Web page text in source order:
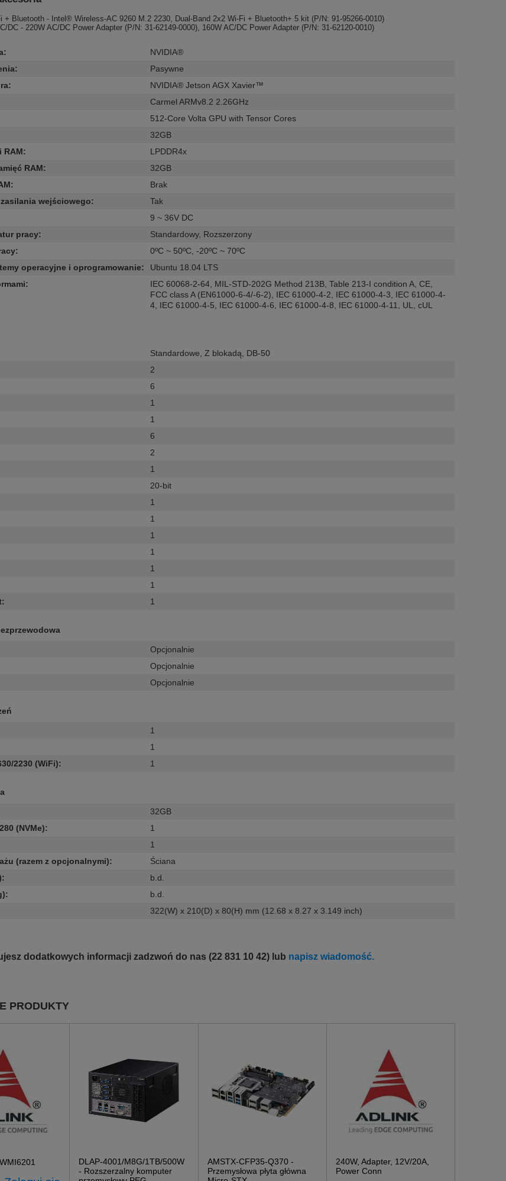
+ Bluetooth - Intel® Wireless-AC 9260 M.2 2230, Dual-Band 2x2 Wi-Fi + Bluetooth+ 5 kit (P/N: 91-95266-0010)
DC - 220W AC/DC Power Adapter (P/N: 31-62149-0000), 160W AC/DC Power Adapter (P/N: 31-62120-0010)
:
NVIDIA®
:
Pasywne
:
NVIDIA® Jetson AGX Xavier™
Carmel ARMv8.2 2.26GHz
512-Core Volta GPU with Tensor Cores
32GB
RAM:
LPDDR4x
RAM:
32GB
:
Brak
wejściowego:
Tak
9 ~ 36V DC
pracy: Standardowy, Rozszerzony
: 0ºC ~ 50ºC -20ºC ~ 70ºC
operacyjne i oprogramowanie:
Ubuntu 18.04 LTS
: IEC 60068-2-64 MIL-STD-202G Method 213B, Table 213-I condition A CE
FCC class A (EN61000-6-4/-6-2)
IEC 61000-4-2 IEC 61000-4-3
IEC 61000-4-
4 IEC 61000-4-5 IEC 61000-4-6 IEC 61000-4-8 IEC 61000-4-11 UL cUL
Standardowe Z blokadą
DB-50
2
6
1
1
6
2
1
20-bit
1
1
1
1
1
1
: 1
Opcjonalnie
Opcjonalnie
Opcjonalnie
1
1
2230 (WiFi): 1
32GB
(NVMe):
1
1
(razem z opcjonalnymi):
Ściana
:
b.d.
:
b.d.
322(W) x 210(D) x 80(H) mm (12.68 x 8.27 x 3.149 inch)
dodatkowych informacji zadzwoń do nas (22 831 10 42) lub napisz wiadomość.
PRODUKTY
DLAP-4001/M8G/1TB/500W
- Rozszerzalny komputer
AMSTX-CFP35-Q370 -
Przemysłowa płyta główna
240W, Adapter, 12V/20A,
Power Conn